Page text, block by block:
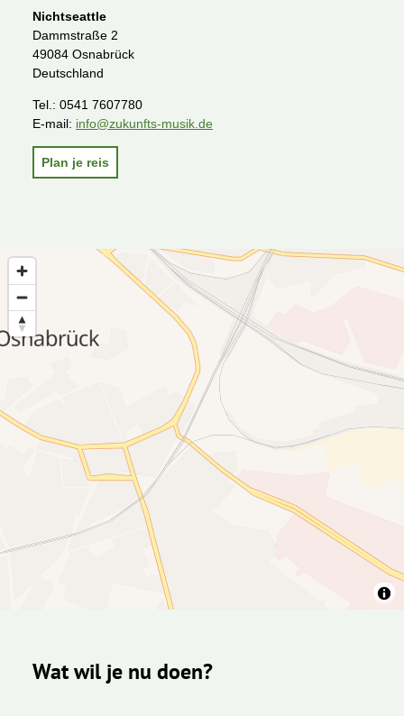
Nichtseattle
Dammstraße 2
49084 Osnabrück
Deutschland
Tel.: 0541 7607780
E-mail: info@zukunfts-musik.de
Plan je reis
Wat wil je nu doen?